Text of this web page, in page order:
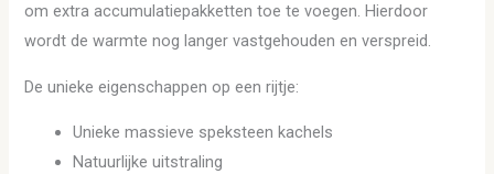
om extra accumulatiepakketten toe te voegen. Hierdoor
wordt de warmte nog langer vastgehouden en verspreid.
De unieke eigenschappen op een rijtje:
Unieke massieve speksteen kachels
Natuurlijke uitstraling